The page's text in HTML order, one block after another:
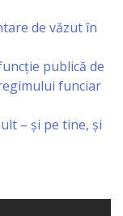
de văzut în
publică de
funciar
– și pe tine, și